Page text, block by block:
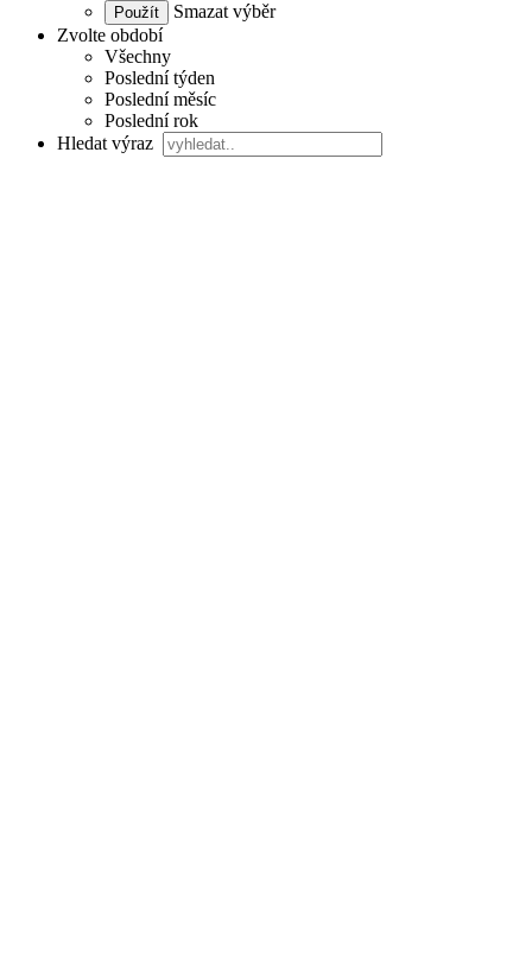
Smazat výběr
Zvolte období
Všechny
Poslední týden
Poslední měsíc
Poslední rok
Hledat výraz